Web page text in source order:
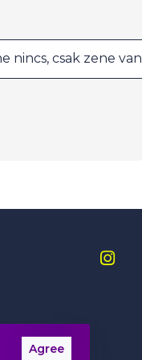
nincs, csak zene van
Agree